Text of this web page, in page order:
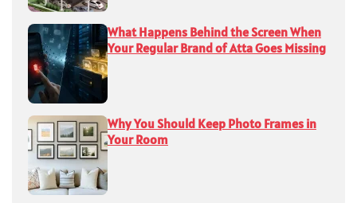
What Happens Behind the Screen When
Your Regular Brand of Atta Goes Missing
Why You Should Keep Photo Frames in
Your Room